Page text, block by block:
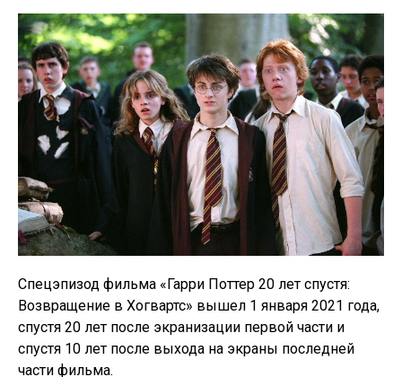
Спецэпизод фильма «Гарри Поттер 20 лет спустя:
Возвращение в Хогвартс» вышел 1 января 2021 года,
спустя 20 лет после экранизации первой части и
спустя 10 лет после выхода на экраны последней
части фильма.